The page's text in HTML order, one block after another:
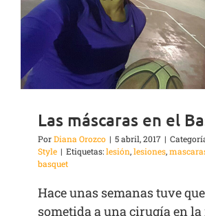
Las máscaras en el
PorDiana Orozco | 5 abril, 2017 |
Style | Etiquetas:lesión,lesiones,
basquet
Hace unas semanas tuve
sometida a una cirugía en la